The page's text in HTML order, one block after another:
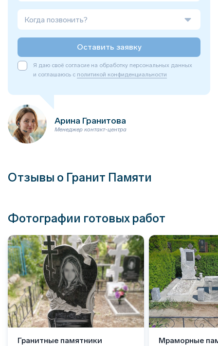
Когда позвонить?
Оставить заявку
Я даю своё согласие на обработку персональных данных
и соглашаюсь с политикой конфиденциальности
Арина Гранитова
Менеджер контакт-центра
Отзывы о Гранит Памяти
Фотографии готовых работ
Гранитные памятники Мраморные